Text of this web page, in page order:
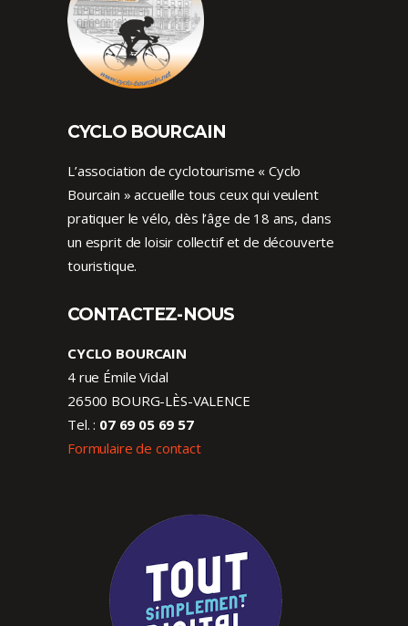
CYCLO BOURCAIN
L’association de cyclotourisme « Cyclo
Bourcain » accueille tous ceux qui veulent
pratiquer le vélo, dès l’âge de 18 ans, dans
un esprit de loisir collectif et de découverte
touristique.
CONTACTEZ-NOUS
CYCLO BOURCAIN
4 rue Émile Vidal
26500 BOURG-LÈS-VALENCE
Tel. : 07 69 05 69 57
Formulaire de contact